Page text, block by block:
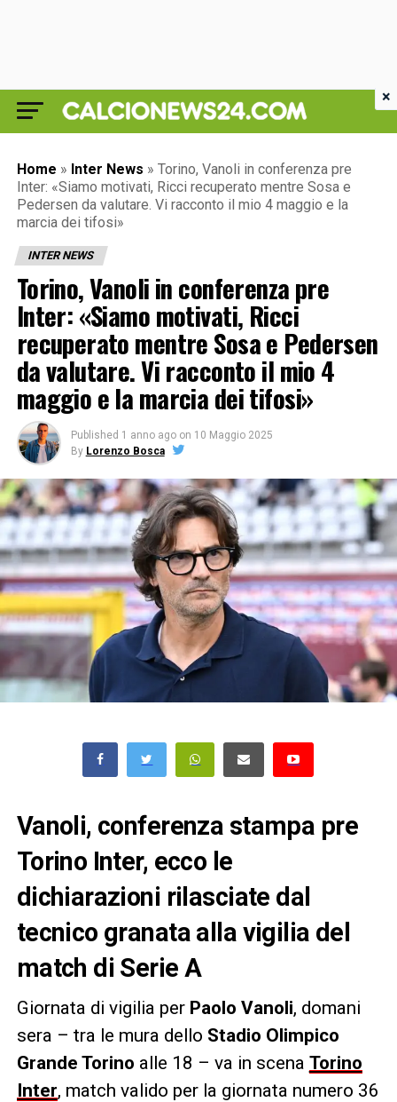
Home » Inter News » Torino, Vanoli in conferenza pre
Inter: «Siamo motivati, Ricci recuperato mentre Sosa e
Pedersen da valutare. Vi racconto il mio 4 maggio e la
marcia dei tifosi»
INTER NEWS
Torino, Vanoli in conferenza pre
Inter: «Siamo motivati, Ricci
recuperato mentre Sosa e Pedersen
da valutare. Vi racconto il mio 4
maggio e la marcia dei tifosi»
Published 1 anno ago on 10 Maggio 2025
By Lorenzo Bosca
Vanoli, conferenza stampa pre
Torino Inter, ecco le
dichiarazioni rilasciate dal
tecnico granata alla vigilia del
match di Serie A
Giornata di vigilia perPaolo Vanoli, domani
sera – tra le mura dello Stadio Olimpico
Grande Torino alle 18 – va in scena Torino
Inter, match valido per la giornata numero 36
×